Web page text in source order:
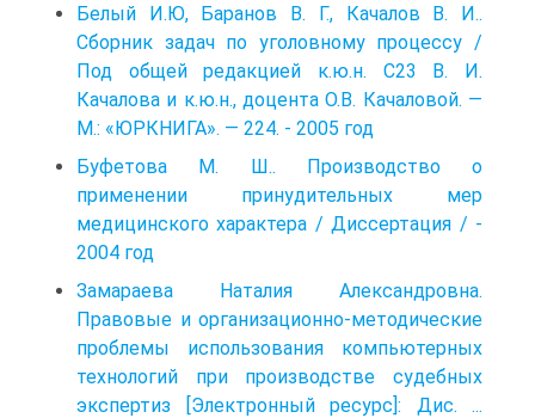
Белый И.Ю, Баранов В. Г., Качалов В. И..
Сборник задач по уголовному процессу /
Под общей редакцией к.ю.н. С23 В. И.
Качалова и к.ю.н., доцента О.В. Качаловой. —
М.: «ЮРКНИГА». — 224. - 2005 год
Буфетова М. Ш.. Производство о
применении принудительных мер
медицинского характера / Диссертация / -
2004 год
Замараева Наталия Александровна.
Правовые и организационно-методические
проблемы использования компьютерных
технологий при производстве судебных
экспертиз [Электронный ресурс]: Дис. ...